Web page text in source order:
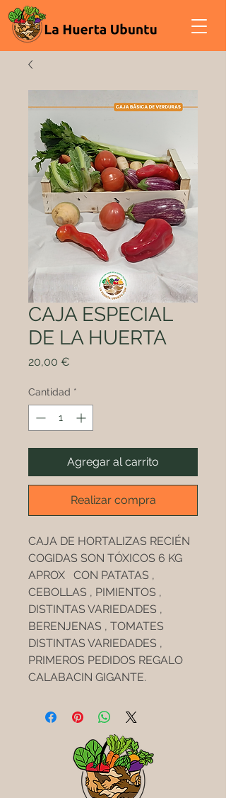
CAJA ESPECIAL
DE LA HUERTA
20,00 €
Cantidad *
Agregar al carrito
Realizar compra
CAJA DE HORTALIZAS RECIÉN
COGIDAS SON TÓXICOS 6 KG
APROX CON PATATAS ,
CEBOLLAS , PIMIENTOS ,
DISTINTAS VARIEDADES ,
BERENJENAS , TOMATES
DISTINTAS VARIEDADES ,
PRIMEROS PEDIDOS REGALO
CALABACIN GIGANTE.